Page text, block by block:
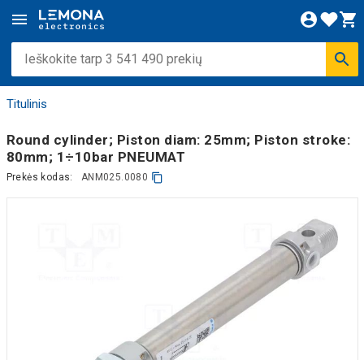
Titulinis
Round cylinder; Piston diam: 25mm; Piston stroke:
80mm; 1÷10bar PNEUMAT
Prekės kodas: ANM025.0080